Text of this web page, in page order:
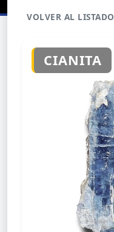
VOLVER AL LISTADO
CIANITA